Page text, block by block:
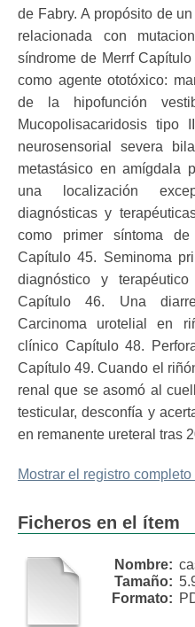
de Fabry. A propósito de
relacionada con
síndrome de Merrf
como agente ototóxico:
de la hipofunción
Mucopolisacaridosis tipo
neurosensorial severa
metastásico en amígdala
una localización
diagnósticas y
como primer síntoma de
Capítulo 45. Seminoma
diagnóstico y
Capítulo 46. Una
Carcinoma urotelial en
clínico Capítulo 48.
Capítulo 49. Cuando el
renal que se asomó al
testicular, desconfía y
en remanente ureteral tras
Mostrar el registro
Ficheros en el ítem
Nombre:
Tamaño:
Formato: